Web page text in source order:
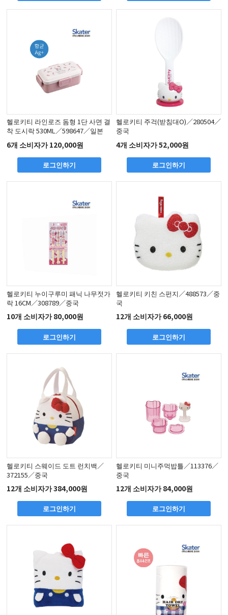
헬로키티 라인로즈 돔형 1단 사면 결
착 도시락 530ML／598647／일본
6개 소비자가 120,000원
로그인하기
헬로키티 주걱(받침대O)／280504／
중국
4개 소비자가 52,000원
로그인하기
헬로키티 누이구루미 패닉 나무젓가
락 16CM／308789／중국
10개 소비자가 80,000원
로그인하기
헬로키티 키친 스펀지／488573／중
국
12개 소비자가 66,000원
로그인하기
헬로키티 스웨이드 도트 런치백／
372155／중국
12개 소비자가 384,000원
로그인하기
헬로키티 미니주먹밥틀／113376／
중국
12개 소비자가 84,000원
로그인하기